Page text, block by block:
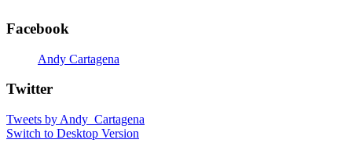
Facebook
Andy Cartagena
Twitter
Tweets by Andy_Cartagena
Switch to Desktop Version